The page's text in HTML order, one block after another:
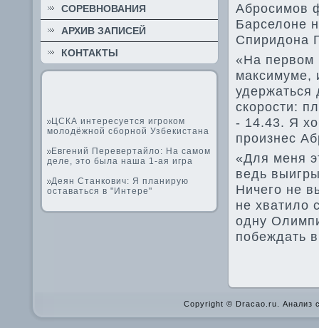
СОРЕВНОВАНИЯ
АРХИВ ЗАПИСЕЙ
КОНТАКТЫ
ЦСКА интересуется игроком
молодёжной сборной Узбекистана
Евгений Перевертайло: На самом
деле, это была наша 1-ая игра
Деян Станкович: Я планирую
оставаться в "Интере"
Абросимов
Барселоне
Спиридона
«На первом
максимуме,
скорости:
- 14.43. Я
произнес
«Для меня
ве­дь
Ничего не
не хватило
одну
побеждать
Copyright © Dracao.ru. Анализ